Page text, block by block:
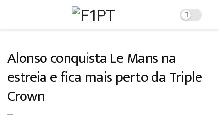
Alonso conquista Le Mans na
estreia e fica mais perto da Triple
Crown